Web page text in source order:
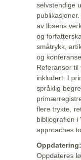
selvstendige
av Ibsens
og
småtrykk,
og
Referanser til
inkludert. I
språklig
flere trykte,
bibliografien i
approaches
Oppdatering:
Oppdateres